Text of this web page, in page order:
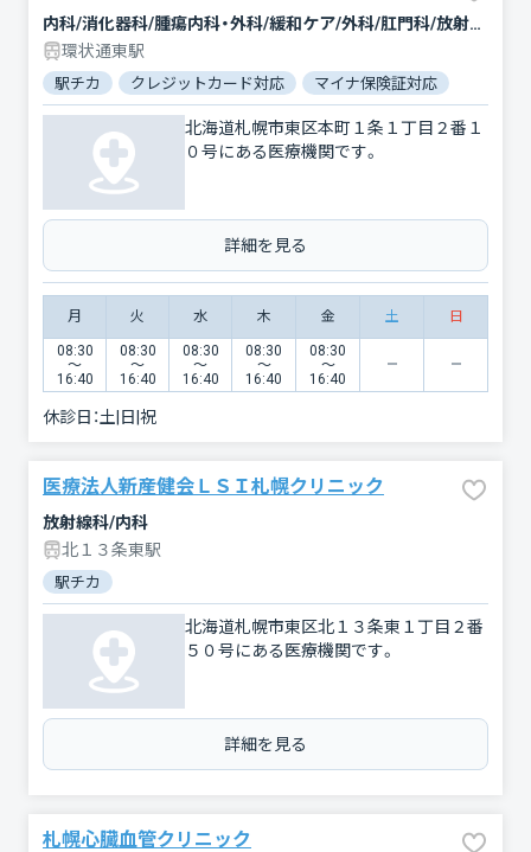
内科/消化器科/腫瘍内科・外科/緩和ケア/外科/肛門科/放射線科/臨床検査・病理診断/麻酔科
環状通東駅
駅チカ クレジットカード対応 マイナ保険証対応
北海道札幌市東区本町１条１丁目２番１
０号にある医療機関です。
詳細を見る
月 火 水 木 金 土 日
08:30
〜
16:40
08:30
〜
16:40
08:30
〜
16:40
08:30
〜
16:40
08:30
〜
16:40
休診日：土|日|祝
医療法人新産健会ＬＳＩ札幌クリニック
放射線科/内科
北１３条東駅
駅チカ
北海道札幌市東区北１３条東１丁目２番
５０号にある医療機関です。
詳細を見る
札幌心臓血管クリニック